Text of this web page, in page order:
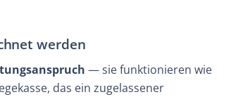
werden
— sie funktionieren wie
das ein zugelassener